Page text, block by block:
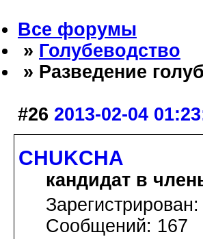
Все форумы
» Голубеводство
» Разведение
#26 2013-02-04
CHUKCHA
кандидат в
Сообщений: 167